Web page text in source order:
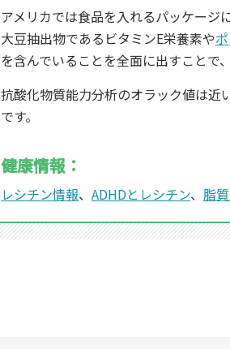
アメリカでは食品を入れるパッケージ
大豆抽出物であるビタミンE栄養素や
を含んでいることを全面に出すことで
抗酸化物質能力分析のオラック値は近
です。
健康情報：
レシチン情報、 ADHDとレシチン、 脂